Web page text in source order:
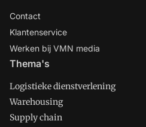
Contact
Klantenservice
Werken bij VMN media
Thema's
Logistieke dienstverlening
Warehousing
Supply chain